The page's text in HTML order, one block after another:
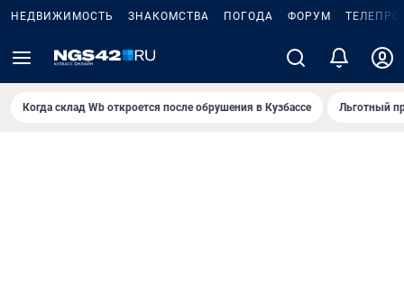
НЕДВИЖИМОСТЬ ЗНАКОМСТВА ПОГОДА ФОРУМ
Когда склад Wb откроется после обрушения в Кузбассе Льготный